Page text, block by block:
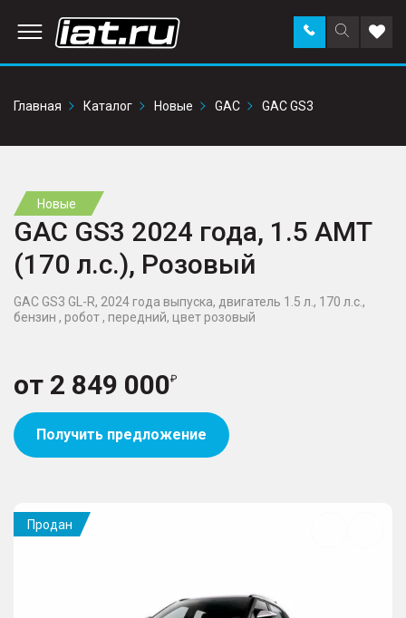
Поиск
по
Заказать
звонок в
Главная
Каталог Новые GAC GAC GS3
Новые
GAC GS3 2024 года, 1.5 AMT
(170 л.с.), Розовый
GAC GS3 GL-R, 2024 года выпуска, двигатель 1.5 л., 170 л.с.,
бензин , робот , передний, цвет розовый
от 2 849 000
Получить предложение
Продан